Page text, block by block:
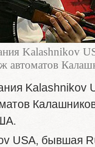
Kalashnikov
автоматов
Kalashnikov
USA, бывшая